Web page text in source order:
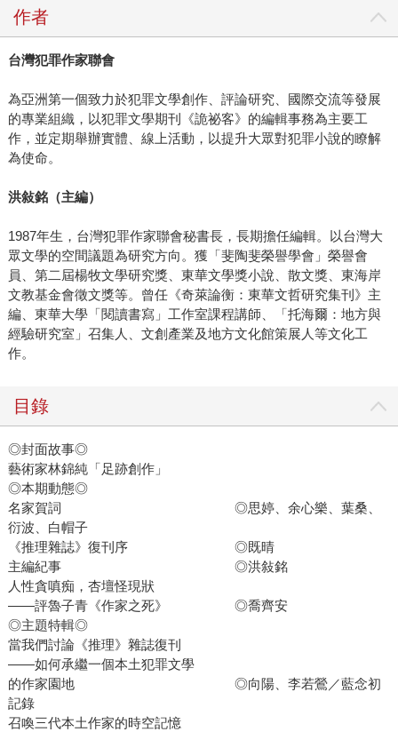
作者
台灣犯罪作家聯會
為亞洲第一個致力於犯罪文學創作、評論研究、國際交流等發展
的專業組織，以犯罪文學期刊《詭祕客》的編輯事務為主要工
作，並定期舉辦實體、線上活動，以提升大眾對犯罪小說的瞭解
為使命。
洪敍銘（主編）
1987年生，台灣犯罪作家聯會秘書長，長期擔任編輯。以台灣大
眾文學的空間議題為研究方向。獲「斐陶斐榮譽學會」榮譽會
員、第二屆楊牧文學研究獎、東華文學獎小說、散文獎、東海岸
文教基金會徵文獎等。曾任《奇萊論衡：東華文哲研究集刊》主
編、東華大學「閱讀書寫」工作室課程講師、「托海爾：地方與
經驗研究室」召集人、文創產業及地方文化館策展人等文化工
作。
目錄
◎封面故事◎
藝術家林錦純「足跡創作」
◎本期動態◎
名家賀詞 ◎思婷、余心樂、葉桑、
衍波、白帽子
《推理雜誌》復刊序 ◎既晴
主編紀事 ◎洪敍銘
人性貪嗔痴，杏壇怪現狀
——評魯子青《作家之死》 ◎喬齊安
◎主題特輯◎
當我們討論《推理》雜誌復刊
——如何承繼一個本土犯罪文學
的作家園地 ◎向陽、李若鶯／藍念初
記錄
召喚三代本土作家的時空記憶